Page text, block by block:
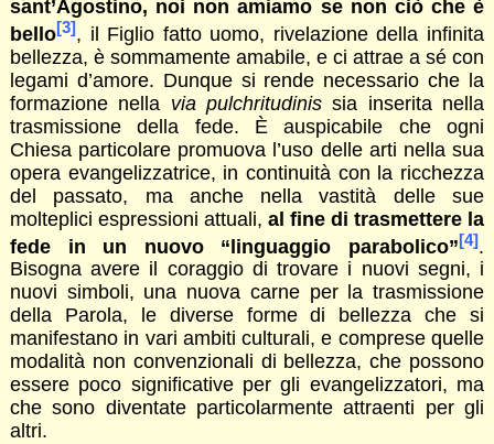
sant’Agostino, noi non amiamo se non ciò che è
bello[3], il Figlio fatto uomo, rivelazione della infinita
bellezza, è sommamente amabile, e ci attrae a sé con
legami d’amore. Dunque si rende necessario che la
formazione nella via pulchritudinis sia inserita nella
trasmissione della fede. È auspicabile che ogni
Chiesa particolare promuova l’uso delle arti nella sua
opera evangelizzatrice, in continuità con la ricchezza
del passato, ma anche nella vastità delle sue
molteplici espressioni attuali, al fine di trasmettere la
fede in un nuovo “linguaggio parabolico”[4].
Bisogna avere il coraggio di trovare i nuovi segni, i
nuovi simboli, una nuova carne per la trasmissione
della Parola, le diverse forme di bellezza che si
manifestano in vari ambiti culturali, e comprese quelle
modalità non convenzionali di bellezza, che possono
essere poco significative per gli evangelizzatori, ma
che sono diventate particolarmente attraenti per gli
altri.